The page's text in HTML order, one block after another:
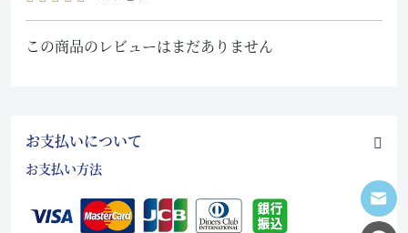
この商品のレビューはまだありません
お支払いについて
お支払い方法